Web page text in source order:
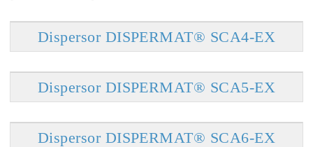
Dispersor DISPERMAT® SCA4-EX
Dispersor DISPERMAT® SCA5-EX
Dispersor DISPERMAT® SCA6-EX